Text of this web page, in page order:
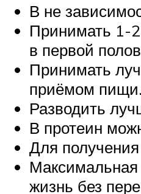
В не
Принимать 1-2
в первой
Принимать
приёмом пищи.
Разводить
В протеин
Для
Максимальная
жизнь без